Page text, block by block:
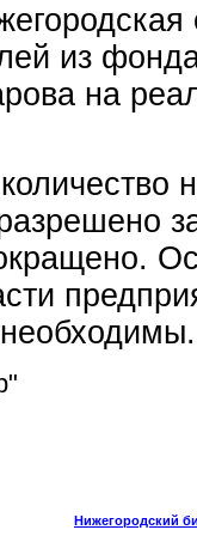
из
на
Нижегородский